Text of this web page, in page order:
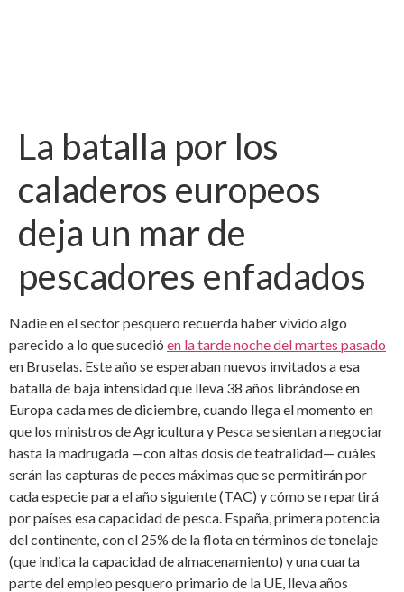
La batalla por los
caladeros europeos
deja un mar de
pescadores enfadados
Nadie en el sector pesquero recuerda haber vivido algo
parecido a lo que sucedió en la tarde noche del martes pasado
en Bruselas. Este año se esperaban nuevos invitados a esa
batalla de baja intensidad que lleva 38 años librándose en
Europa cada mes de diciembre, cuando llega el momento en
que los ministros de Agricultura y Pesca se sientan a negociar
hasta la madrugada —con altas dosis de teatralidad— cuáles
serán las capturas de peces máximas que se permitirán por
cada especie para el año siguiente (TAC) y cómo se repartirá
por países esa capacidad de pesca. España, primera potencia
del continente, con el 25% de la flota en términos de tonelaje
(que indica la capacidad de almacenamiento) y una cuarta
parte del empleo pesquero primario de la UE, lleva años